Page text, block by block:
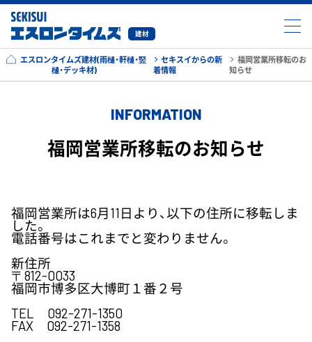
建材
エスロンタイムズ建材(雨樋・軒樋・竪
樋・デッキ材)
セキスイからの新
着情報
福岡営業所移転のお
知らせ
INFORMATION
福岡営業所移転のお知らせ
福岡営業所は6月11日より、以下の住所に移転しま
した。
電話番号はこれまでと変わりません。
新住所
〒812-0033
福岡市博多区大博町１番２号
TEL 092-271-1350
FAX 092-271-1358